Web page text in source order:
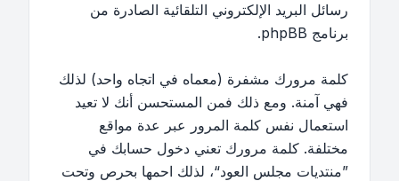
رسائل البريد الإلكتروني التلقائية الصادرة من
برنامج phpBB.
كلمة مرورك مشفرة (معماه في اتجاه واحد) لذلك
فهي آمنة. ومع ذلك فمن المستحسن أنك لا تعيد
استعمال نفس كلمة المرور عبر عدة مواقع
مختلفة. كلمة مرورك تعني دخول حسابك في
”منتديات مجلس العود“، لذلك احمها بحرص وتحت